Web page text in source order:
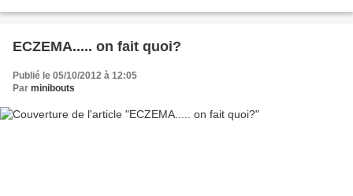
ECZEMA..... on fait quoi?
Publié le 05/10/2012 à 12:05
Par minibouts